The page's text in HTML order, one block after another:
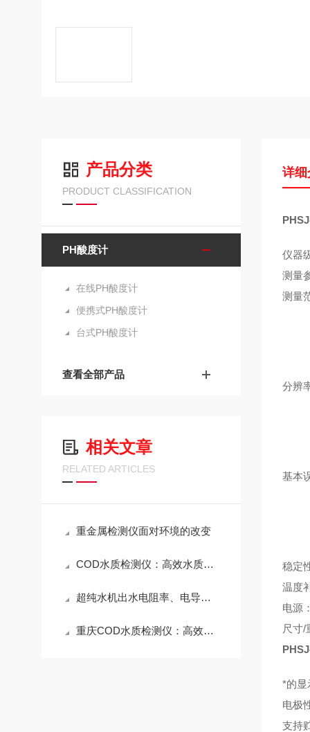
产品分类
PRODUCT CLASSIFICATION
PH酸度计
在线PH酸度计
便携式PH酸度计
台式PH酸度计
查看全部产品
相关文章
RELATED ARTICLES
重金属检测仪面对环境的改变
COD水质检测仪：高效水质监测解决方案
超纯水机出水电阻率、电导率不理想如何解决？
重庆COD水质检测仪：高效分析，为水质改善保驾护航
详细
仪器
测量
测量
分辨
基本
稳定
温度
电源
尺寸/
*的显
电极
支持